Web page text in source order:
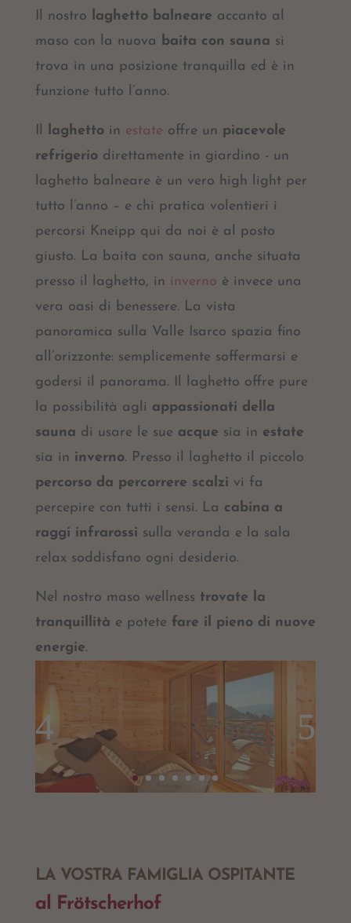
Il nostro laghetto balneare accanto al
maso con la nuova baita con sauna si
trova in una posizione tranquilla ed è in
funzione tutto l’anno.
Il laghetto in estate offre un piacevole
refrigerio direttamente in giardino - un
laghetto balneare è un vero high light per
tutto l’anno – e chi pratica volentieri i
percorsi Kneipp qui da noi è al posto
giusto. La baita con sauna, anche situata
presso il laghetto, in inverno è invece una
vera oasi di benessere. La vista
panoramica sulla Valle Isarco spazia fino
all’orizzonte: semplicemente soffermarsi e
godersi il panorama. Il laghetto offre pure
la possibilità agli appassionati della
sauna di usare le sue acque sia in estate
sia in inverno. Presso il laghetto il piccolo
percorso da percorrere scalzi vi fa
percepire con tutti i sensi. La cabina a
raggi infrarossi sulla veranda e la sala
relax soddisfano ogni desiderio.
Nel nostro maso wellness trovate la
tranquillità e potete fare il pieno di nuove
energie.
LA VOSTRA FAMIGLIA OSPITANTE
al Frötscherhof